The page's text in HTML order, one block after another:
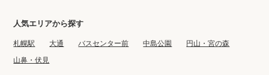
人気エリアから探す
札幌駅 大通 バスセンター前 中島公園
円山・宮の森
山鼻・伏見